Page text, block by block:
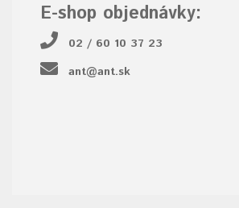
E-shop objednávky:
02 / 60 10 37 23
ant@ant.sk